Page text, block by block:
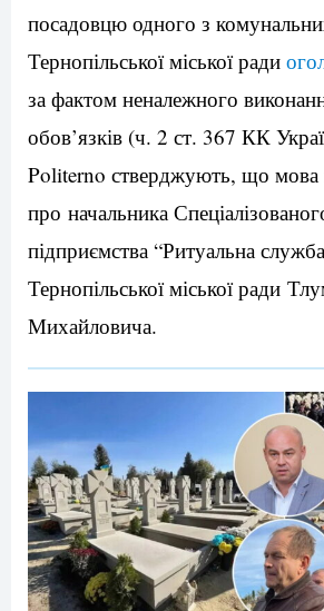
посадовцю одного з
Тернопільської міської ради
за фактом неналежного
обов’язків (ч. 2 ст. 367 КК
Politerno стверджують, що мова
про начальника
підприємства “Ритуальна
Тернопільської міської ради
Михайловича.